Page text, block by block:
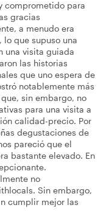
comprometido para
gracias
a menudo era
que supuso una
una visita guiada
las historias
que uno espera de
notablemente más
sin embargo, no
para una visita a
calidad-precio. Por
degustaciones de
pareció que el
bastante elevado. En
no
Sin embargo,
cumplir mejor las